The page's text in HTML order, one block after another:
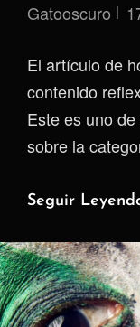
Gatooscuro
El artículo de
contenido
Este es uno
sobre la
Seguir